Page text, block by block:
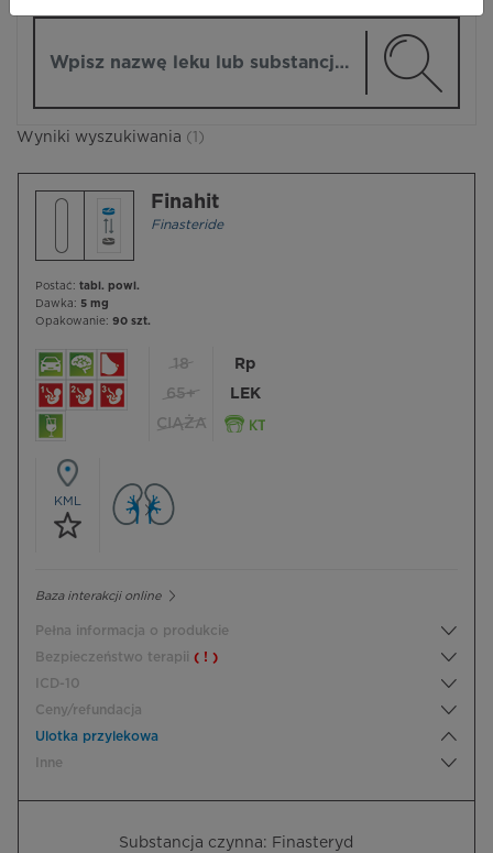
Wyniki wyszukiwania (1)
Finahit
Finasteride
Postać: tabl. powl.
Dawka: 5 mg
Opakowanie: 90 szt.
18
65+
CIĄŻA
Rp
LEK
KML
Baza interakcji online
Pełna informacja o produkcie
Bezpieczeństwo terapii ( ! )
ICD-10
Ceny/refundacja
Ulotka przylekowa
Inne
Substancja czynna: Finasteryd